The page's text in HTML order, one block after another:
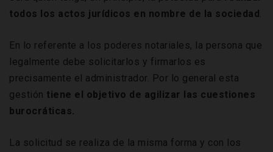
todos los actos jurídicos en nombre de la sociedad.
En lo referente a los poderes notariales, la persona que
legalmente debe solicitarlos y firmarlos es
precisamente el administrador. Por lo general esta
gestión tiene el objetivo de agilizar las cuestiones
burocráticas.
La solicitud se realiza de la misma forma y con los